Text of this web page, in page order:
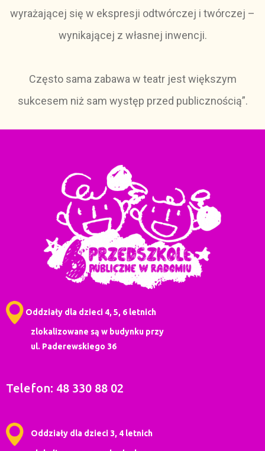
wyrażającej się w ekspresji odtwórczej i twórczej –
wynikającej z własnej inwencji.
Często sama zabawa w teatr jest większym
sukcesem niż sam występ przed publicznością”.
Oddziały dla dzieci 4, 5, 6 letnich
zlokalizowane są w budynku przy
ul. Paderewskiego 36
Telefon: 48 330 88 02
Oddziały dla dzieci 3, 4 letnich